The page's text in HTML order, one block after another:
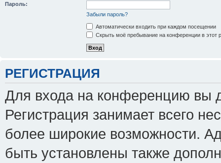
Пароль:
Забыли пароль?
Автоматически входить при каждом посещении
Скрыть моё пребывание на конференции в этот
РЕГИСТРАЦИЯ
Для входа на конференцию вы
Регистрация занимает всего
более широкие возможности.
быть установлены также